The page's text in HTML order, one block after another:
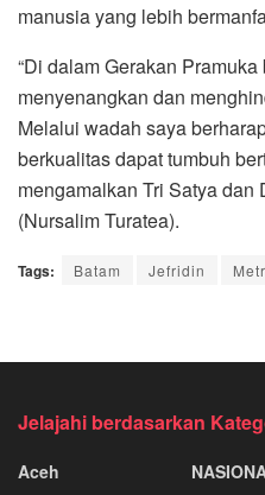
manusia yang lebih
“Di dalam Gerakan
menyenangkan dan
Melalui wadah saya
berkualitas dapat tumbuh
mengamalkan Tri Satya dan
(Nursalim Turatea).
Tags: Batam Jefridin
Jelajahi berdasarkan
Aceh